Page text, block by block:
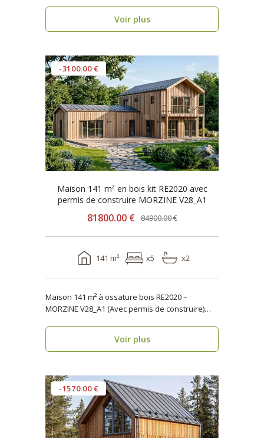
Voir plus
-3100.00 €
Maison 141 m² en bois kit RE2020 avec
permis de construire MORZINE V28_A1
81800.00 € 84900.00 €
141 m² x5 x2
Maison 141 m² à ossature bois RE2020 –
MORZINE V28_A1 (Avec permis de construire)
Voir plus
-1570.00 €